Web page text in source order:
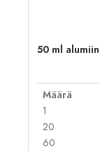
50 ml
Määrä
1
20
60